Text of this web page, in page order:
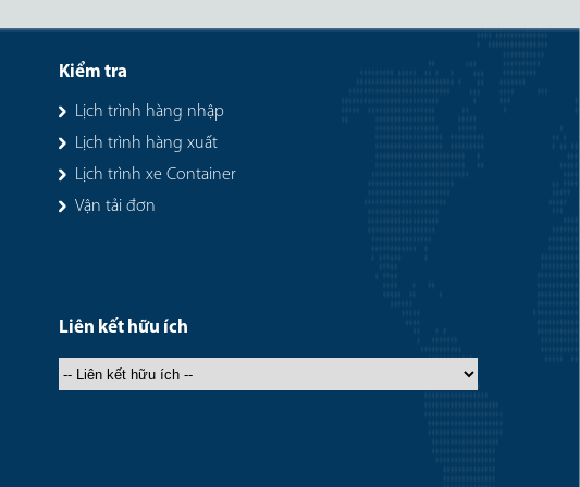
Kiểm tra
Lịch trình hàng nhập
Lịch trình hàng xuất
Lịch trình xe Container
Vận tải đơn
Liên kết hữu ích